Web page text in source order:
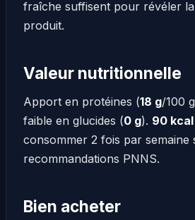
fraîche suffisent pour révéler
produit.
Valeur nutritionnelle
Apport en protéines (18 g/100
faible en glucides (0 g). 90 kcal
consommer 2 fois par semaine
recommandations PNNS.
Bien acheter